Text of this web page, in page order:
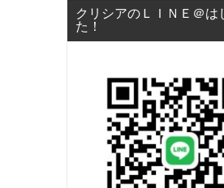
クリシアのＬＩＮＥ＠は
た！